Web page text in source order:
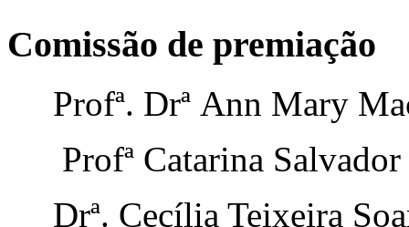
Comissão de premiação
Profª. Drª Ann Mary
Profª Catarina Salvador
Drª. Cecília Teixeira